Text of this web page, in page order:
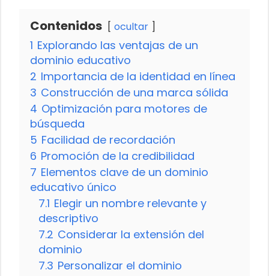
Contenidos ocultar
1 Explorando las ventajas de un
dominio educativo
2 Importancia de la identidad en línea
3 Construcción de una marca sólida
4 Optimización para motores de
búsqueda
5 Facilidad de recordación
6 Promoción de la credibilidad
7 Elementos clave de un dominio
educativo único
7.1 Elegir un nombre relevante y
descriptivo
7.2 Considerar la extensión del
dominio
7.3 Personalizar el dominio